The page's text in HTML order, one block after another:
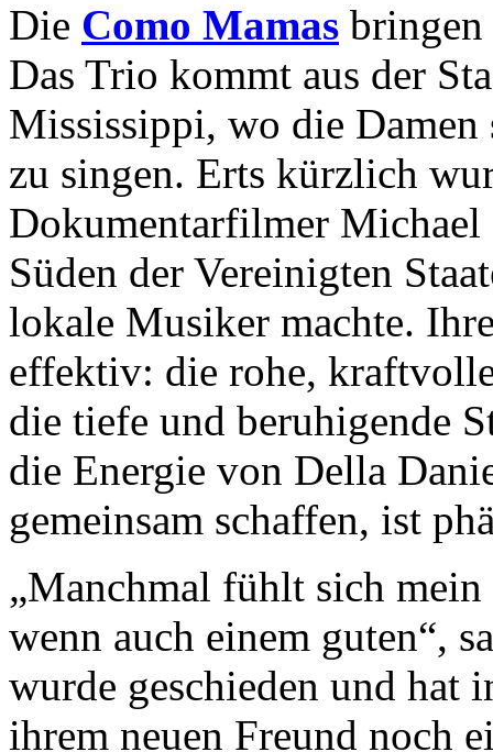
Die Como Mamas bringen
Das Trio kommt aus der
Mississippi, wo die
zu singen. Erts kürzlich
Dokumentarfilmer
Süden der Vereinigten
lokale Musiker machte.
effektiv: die rohe,
die tiefe und beruhigende
die Energie von Della
gemeinsam schaffen, ist
„Manchmal fühlt sich
wenn auch einem guten“,
wurde geschieden und hat
ihrem neuen Freund noch